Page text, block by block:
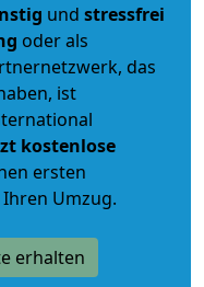
und stressfrei
oder als
das
ist
kostenlose
ersten
Umzug.
erhalten